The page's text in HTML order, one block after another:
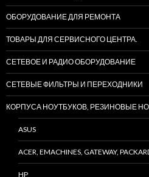
ОБОРУДОВАНИЕ ДЛЯ РЕМОНТА
ТОВАРЫ ДЛЯ СЕРВИСНОГО ЦЕНТРА.
СЕТЕВОЕ И РАДИО ОБОРУДОВАНИЕ
СЕТЕВЫЕ ФИЛЬТРЫ И ПЕРЕХОДНИКИ
КОРПУСА НОУТБУКОВ, РЕЗИНОВЫЕ
ASUS
ACER, EMACHINES, GATEWAY,
HP